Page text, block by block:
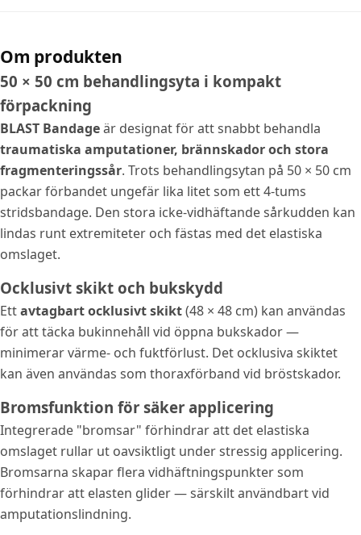
Om produkten
50 × 50 cm behandlingsyta i kompakt
förpackning
BLAST Bandageär designat för att snabbt behandla
traumatiska amputationer, brännskador och stora
fragmenteringssår. Trots behandlingsytan på 50 × 50 cm
packar förbandet ungefär lika litet som ett 4-tums
stridsbandage. Den stora icke-vidhäftande sårkudden kan
lindas runt extremiteter och fästas med det elastiska
omslaget.
Ocklusivt skikt och bukskydd
Ettavtagbart ocklusivt skikt(48 × 48 cm) kan användas
för att täcka bukinnehåll vid öppna bukskador —
minimerar värme- och fuktförlust. Det ocklusiva skiktet
kan även användas som thoraxförband vid bröstskador.
Bromsfunktion för säker applicering
Integrerade "bromsar" förhindrar att det elastiska
omslaget rullar ut oavsiktligt under stressig applicering.
Bromsarna skapar flera vidhäftningspunkter som
förhindrar att elasten glider — särskilt användbart vid
amputationslindning.